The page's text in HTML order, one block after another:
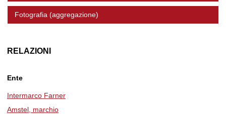
Fotografia (aggregazione)
RELAZIONI
Ente
Intermarco Farner
Amstel, marchio